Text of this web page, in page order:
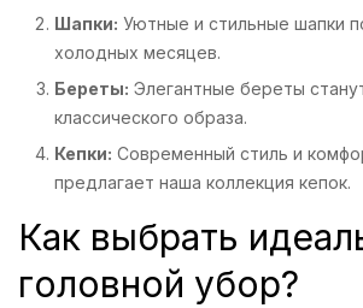
Шапки: Уютные и стильные шапки
холодных месяцев.
Береты: Элегантные береты
классического образа.
Кепки: Современный стиль и
предлагает наша коллекция кепок.
Как выбрать
головной убор?